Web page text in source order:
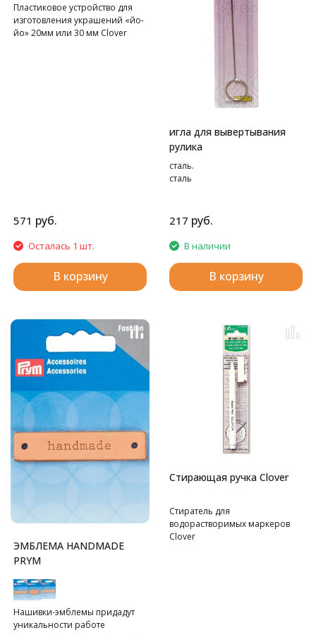
Пластиковое устройство для
изготовления украшений «йо-
йо» 20мм или 30 мм Clover
571 руб.
Осталась 1 шт.
В корзину
игла для вывертывания
рулика
сталь.
сталь
217 руб.
В наличии
В корзину
ЭМБЛЕМА HANDMADE
PRYM
Нашивки-эмблемы придадут
уникальности работе
Стирающая ручка Clover
Стиратель для
водорастворимых маркеров
Clover